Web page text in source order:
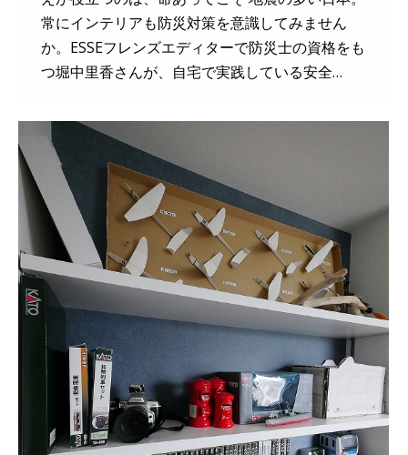
常にインテリアも防災対策を意識してみません
か。ESSEフレンズエディターで防災士の資格をも
つ堀中里香さんが、自宅で実践している安全…